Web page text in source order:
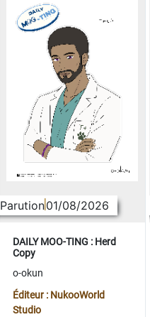
Parution01/08/2026
DAILY MOO-TING : Herd
Copy
o-okun
Éditeur : NukooWorld
Studio